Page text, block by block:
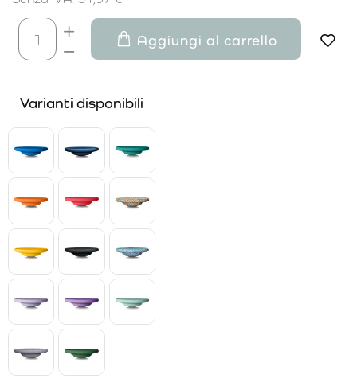
Aggiungi al carrello
Varianti disponibili